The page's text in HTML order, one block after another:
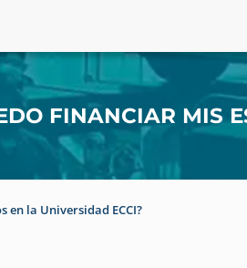
FINANCIAR MIS
en la Universidad ECCI?